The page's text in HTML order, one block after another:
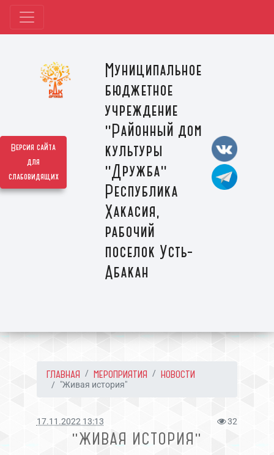
Версия сайта
для
слабовидящих
Муниципальное
бюджетное
учреждение
"Районный дом
культуры
"Дружба"
Республика
Хакасия,
рабочий
поселок Усть-
Абакан
ГЛАВНАЯ МЕРОПРИЯТИЯ НОВОСТИ
"Живая история"
17.11.2022 13:13 32
"ЖИВАЯ ИСТОРИЯ"